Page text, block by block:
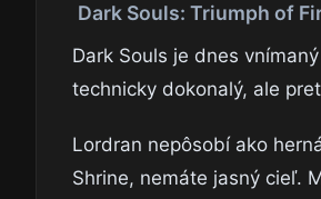
Dark Souls: Triumph of
Dark Souls je dnes
technicky dokonalý, ale
Lordran nepôsobí ako
Shrine, nemáte jasný cieľ.